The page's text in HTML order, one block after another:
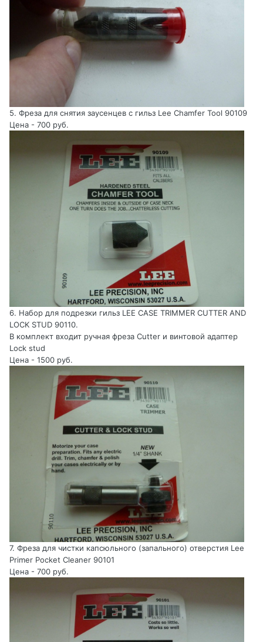
5. Фреза для снятия заусенцев с гильз Lee Chamfer Tool 90109
Цена - 700 руб.
6. Набор для подрезки гильз LEE CASE TRIMMER CUTTER AND
LOCK STUD 90110.
В комплект входит ручная фреза Cutter и винтовой адаптер
Lock stud
Цена - 1500 руб.
7. Фреза для чистки капсюльного (запального) отверстия Lee
Primer Pocket Cleaner 90101
Цена - 700 руб.